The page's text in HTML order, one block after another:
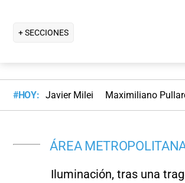
+ SECCIONES
#HOY: Javier Milei Maximiliano
ÁREA
Iluminación, tras una